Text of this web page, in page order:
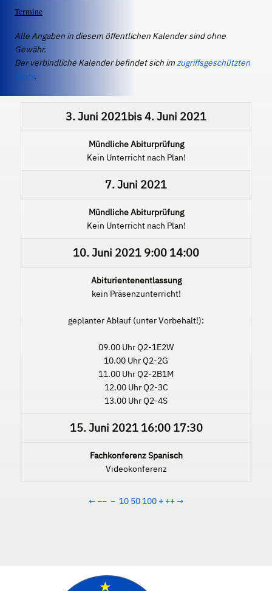
Termine
Alle Angaben in diesem öffentlichen Kalender sind ohne
Gewähr.
Der verbindliche Kalender befindet sich imzugriffsgeschützten
IServ.
3. Juni 2021bis4. Juni 2021
Mündliche Abiturprüfung
Kein Unterricht nach Plan!
7. Juni 2021
Mündliche Abiturprüfung
Kein Unterricht nach Plan!
10. Juni 2021 9:00 14:00
Abiturientenentlassung
kein Präsenzunterricht!
geplanter Ablauf (unter Vorbehalt!):
09.00 Uhr Q2-1E2W
10.00 Uhr Q2-2G
11.00 Uhr Q2-2B1M
12.00 Uhr Q2-3C
13.00 Uhr Q2-4S
15. Juni 202116:00 17:30
Fachkonferenz Spanisch
Videokonferenz
← −− − 10 50 100 + ++→